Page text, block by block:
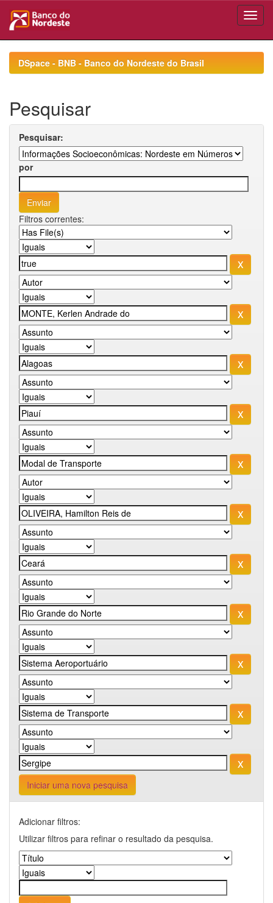
navigationDSpace - BNB - Banco do Nordeste do Brasil
Pesquisar
Pesquisar:
por
Filtros correntes:
Iniciar uma nova pesquisa
Adicionar filtros:
Utilizar filtros para refinar o resultado da pesquisa.